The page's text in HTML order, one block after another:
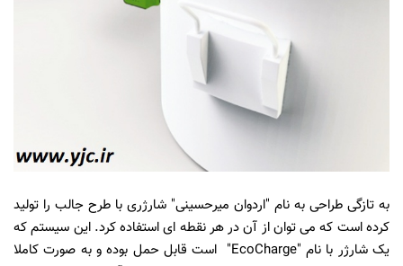
به تازگی طراحی به نام "اردوان میرحسینی" شارژری با طرح جالب را تولید
کرده است که می توان از آن در هر نقطه ای استفاده کرد. این سیستم که
یک شارژر با نام "EcoCharge" است قابل حمل بوده و به صورت کاملا